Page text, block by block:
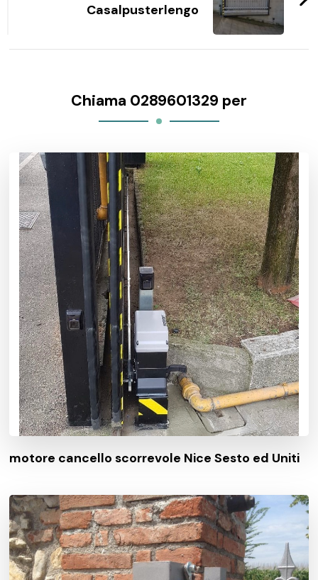
Casalpusterlengo
Chiama 0289601329 per
motore cancello scorrevole Nice Sesto ed Uniti